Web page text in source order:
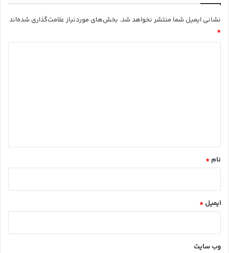
نشانی ایمیل شما منتشر نخواهد شد. بخش‌های موردنیاز علامت‌گذاری شده‌اند
*
نام *
ایمیل *
وب‌ سایت